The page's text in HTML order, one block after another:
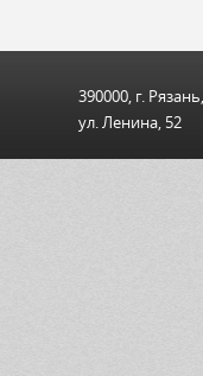
390000, г. Рязань,
ул. Ленина, 52